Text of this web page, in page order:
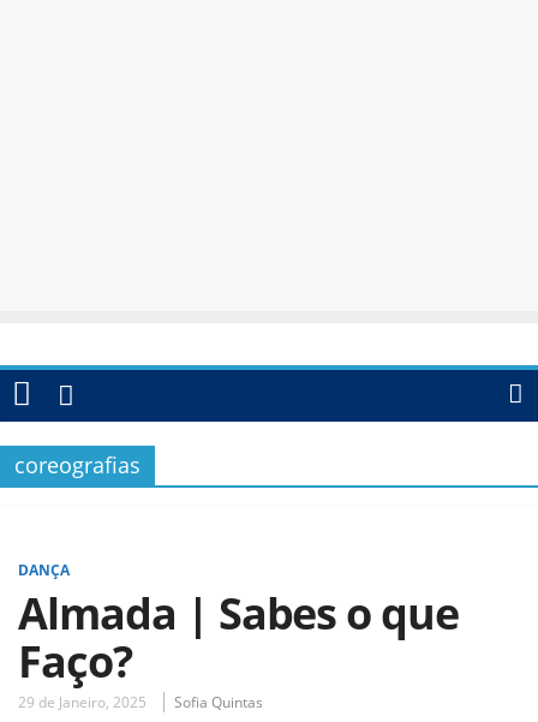
coreografias
DANÇA
Almada | Sabes o que
Faço?
29 de Janeiro, 2025 Sofia Quintas